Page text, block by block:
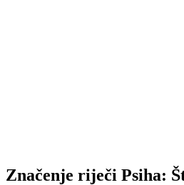
Značenje riječi Psiha: